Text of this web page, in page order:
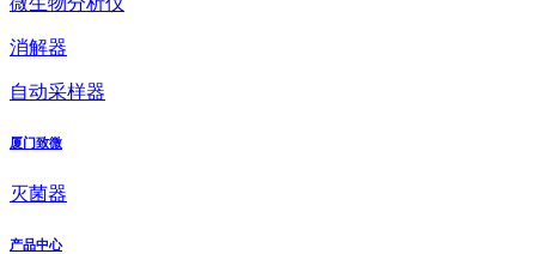
消解器
自动采样器
厦门致微
灭菌器
产品中心